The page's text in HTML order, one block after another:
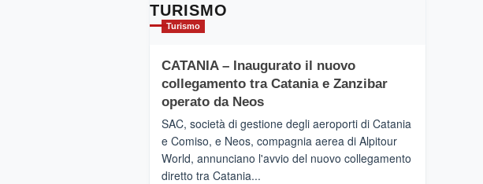
TURISMO
Turismo
CATANIA – Inaugurato il nuovo
collegamento tra Catania e Zanzibar
operato da Neos
SAC, società di gestione degli aeroporti di Catania
e Comiso, e Neos, compagnia aerea di Alpitour
World, annunciano l'avvio del nuovo collegamento
diretto tra Catania...